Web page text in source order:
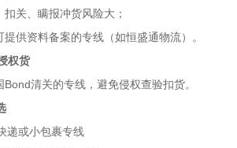
关、瞒报冲货风险大；
供资料备案的专线（如恒盛通物流）。
权货
清关的专线，避免侵权查验扣货。
递或小包裹专线